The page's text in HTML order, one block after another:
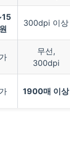
300dpi 이상
무선,
300dpi
1900매 이상